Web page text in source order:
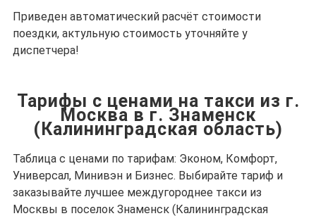
Приведен автоматический расчёт стоимости
поездки, актульную стоимость уточняйте у
диспетчера!
Тарифы с ценами на такси из г.
Москва в г. Знаменск
(Калининградская область)
Таблица с ценами по тарифам: Эконом, Комфорт,
Универсал, Минивэн и Бизнес. Выбирайте тариф и
заказывайте лучшее междугороднее такси из
Москвы в поселок Знаменск (Калининградская